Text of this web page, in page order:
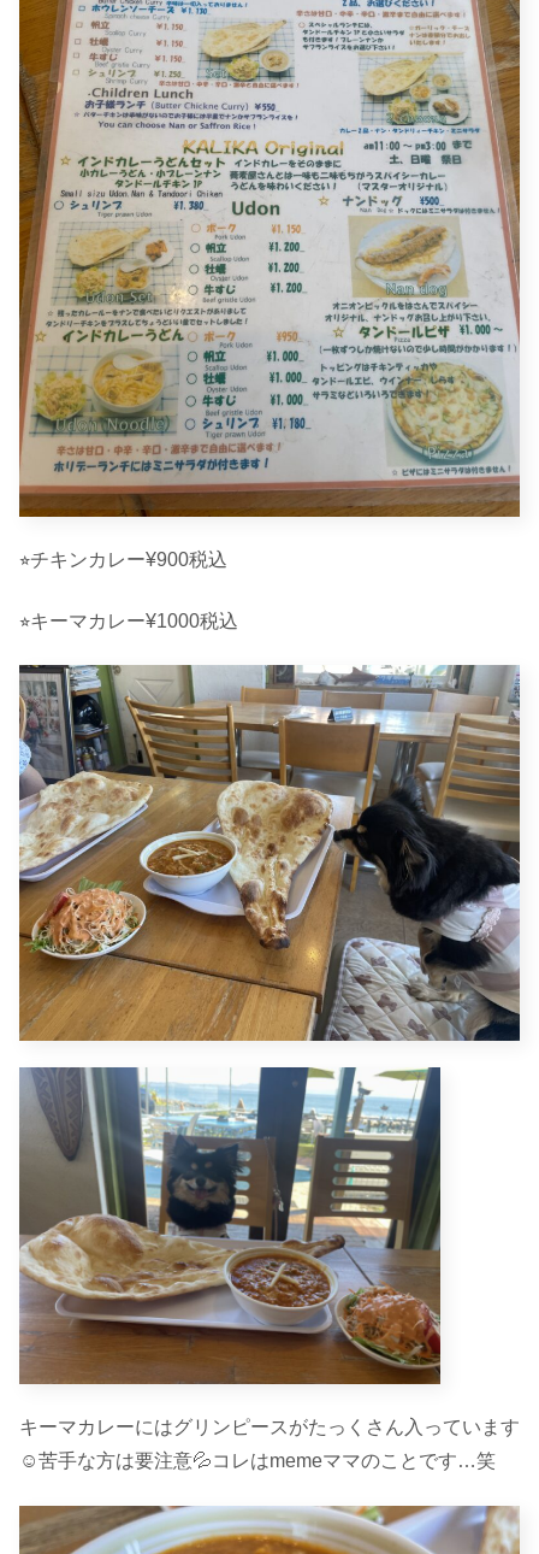
⭐︎チキンカレー¥900税込
⭐︎キーマカレー¥1000税込
キーマカレーにはグリンピースがたっくさん入っています
☺︎苦手な方は要注意💦コレはmemeママのことです…笑